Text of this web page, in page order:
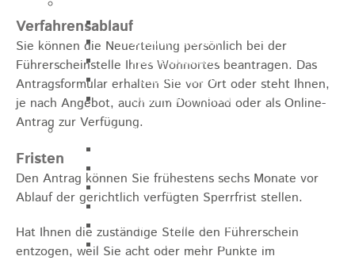
Schloss
Miedermuseum
Heimatmuseum
Polizeimuseum
Haus Anna Vetter
Sehenswürdigkeiten
Blockturm
Ev. Kirche
Miedermuseum
Haus "Anna Vetter"
Polizeimuseum Heubach e.V.
Verfahrensablauf
Sie können die Neuerteilung persönlich bei der
Führerscheinstelle Ihres Wohnortes beantragen. Das
Antragsformular erhalten Sie vor Ort oder steht Ihnen,
je nach Angebot, auch zum Download oder als Online-
Antrag zur Verfügung.
Fristen
Den Antrag können Sie frühestens sechs Monate vor
Ablauf der gerichtlich verfügten Sperrfrist stellen.
Hat Ihnen die zuständige Stelle den Führerschein
entzogen, weil Sie acht oder mehr Punkte im